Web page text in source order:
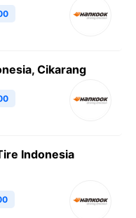
Cikarang
Indonesia